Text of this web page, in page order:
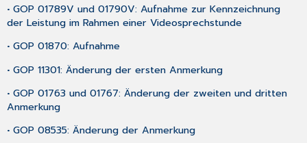
• GOP 01789V und 01790V: Aufnahme zur Kennzeichnung
der Leistung im Rahmen einer Videosprechstunde
• GOP 01870: Aufnahme
• GOP 11301: Änderung der ersten Anmerkung
• GOP 01763 und 01767: Änderung der zweiten und dritten
Anmerkung
• GOP 08535: Änderung der Anmerkung